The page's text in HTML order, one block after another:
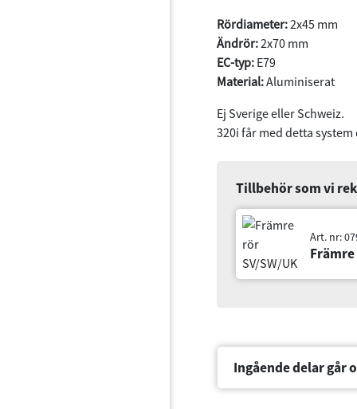
1982(10)-
Rördiameter: 2x45 mm
Ändrör:2x70 mm
EC-typ:E79
Material:Aluminiserat
Ej Sverige eller Schweiz.
Tillbehör som vi
Art. nr: 079-1
Främre rör SV/
Ingående delar går